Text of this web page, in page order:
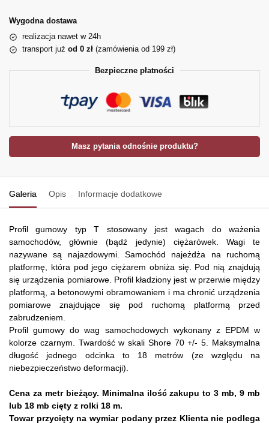
Wygodna dostawa
realizacja nawet w 24h
transport już od 0 zł (zamówienia od 199 zł)
Bezpieczne płatności
Masz pytania odnośnie produktu?
Galeria Opis Informacje dodatkowe
Profil gumowy typ T stosowany jest wagach do ważenia
samochodów, głównie (bądź jedynie) ciężarówek. Wagi te
nazywane są najazdowymi. Samochód najeżdża na ruchomą
platformę, która pod jego ciężarem obniża się. Pod nią znajdują
się urządzenia pomiarowe. Profil kładziony jest w przerwie między
platformą, a betonowymi obramowaniem i ma chronić urządzenia
pomiarowe znajdujące się pod ruchomą platformą przed
zabrudzeniem.
Profil gumowy do wag samochodowych wykonany z EPDM w
kolorze czarnym. Twardość w skali Shore 70 +/- 5. Maksymalna
długość jednego odcinka to 18 metrów (ze względu na
niebezpieczeństwo deformacji).
Cena za metr bieżący. Minimalna ilość zakupu to 3 mb, 9 mb
lub 18 mb cięty z rolki 18 m.
Towar przycięty na wymiar podany przez Klienta nie podlega